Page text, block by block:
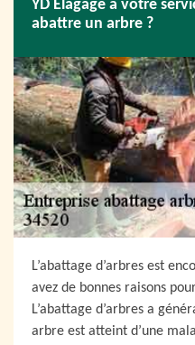
YD Elagage à votre
abattre un arbre ?
L’abattage d’arbres est
avez de bonnes raisons
L’abattage d’arbres a
arbre est atteint d’une